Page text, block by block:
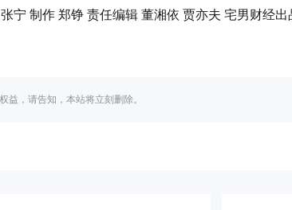
制作 郑铮 责任编辑 董湘依 贾亦夫 宅男财经出
益，请告知，本站将立刻删除。